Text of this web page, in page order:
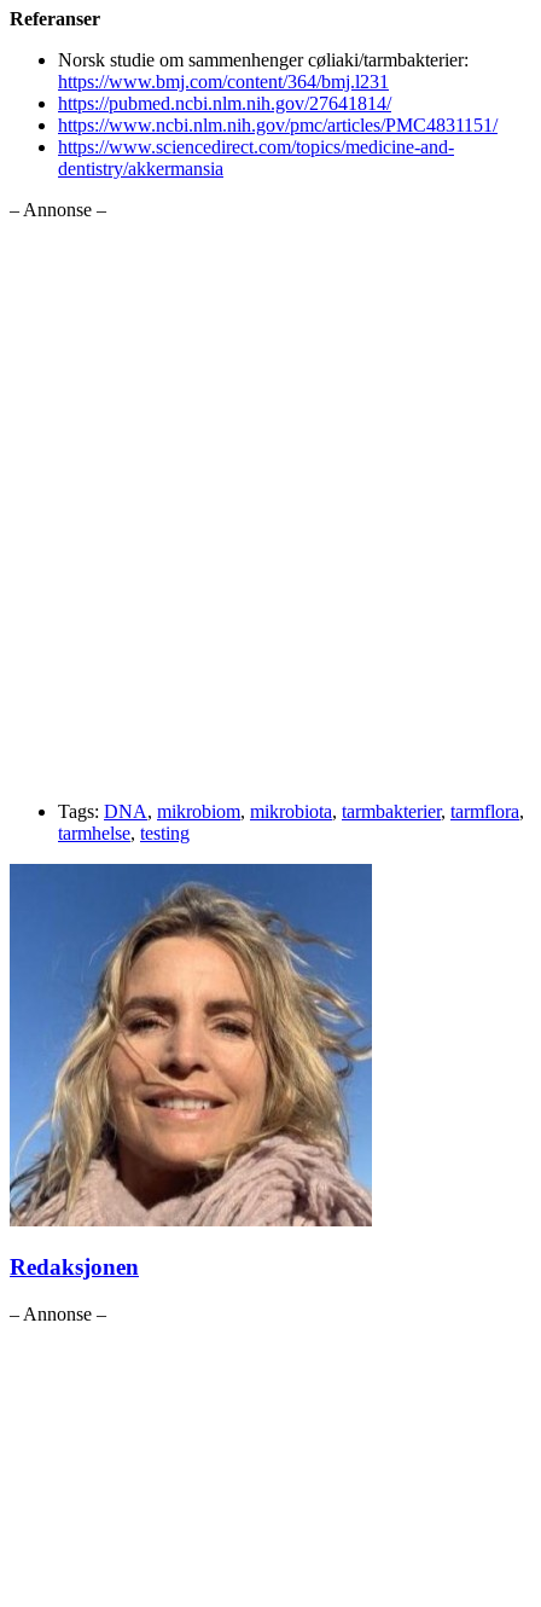
Referanser
Norsk studie om sammenhenger cøliaki/tarmbakterier:
https://www.bmj.com/content/364/bmj.l231
https://pubmed.ncbi.nlm.nih.gov/27641814/
https://www.ncbi.nlm.nih.gov/pmc/articles/PMC4831151/
https://www.sciencedirect.com/topics/medicine-and-
dentistry/akkermansia
– Annonse –
Tags: DNA, mikrobiom, mikrobiota, tarmbakterier, tarmflora,
tarmhelse, testing
Redaksjonen
– Annonse –